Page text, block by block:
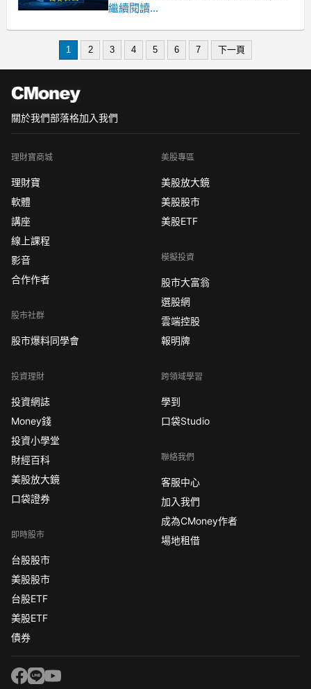
術服務，近期股價上漲6.83%，目前報價
化，以及20.83%的智慧終端週邊裝置，
繼續閱讀...
1 2 3 4 5 6 7 下一頁
關於我們部落格加入我們
理財寶商城
理財寶
軟體
講座
線上課程
影音
合作作者
股市社群
股市爆料同學會
投資理財
投資網誌
Money錢
投資小學堂
財經百科
美股放大鏡
口袋證券
即時股市
台股股市
美股股市
台股ETF
美股ETF
債券
美股專區
美股放大鏡
美股股市
美股ETF
模擬投資
股市大富翁
選股網
雲端控股
報明牌
跨領域學習
學到
口袋Studio
聯絡我們
客服中心
加入我們
成為CMoney作者
場地租借